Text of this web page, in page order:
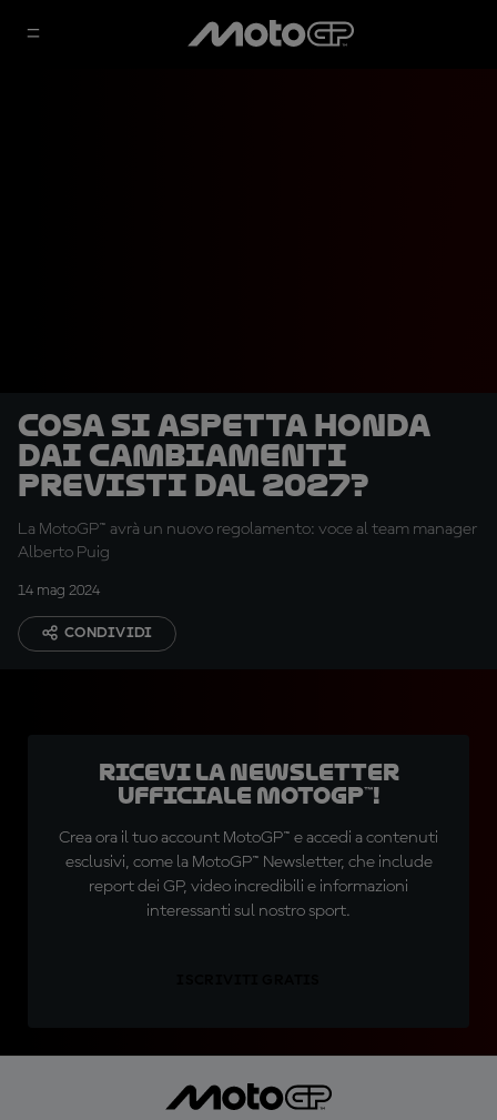
Cosa si aspetta Honda
dai cambiamenti
previsti dal 2027?
La MotoGP™ avrà un nuovo regolamento: voce al team manager
Alberto Puig
14 mag 2024
CONDIVIDI
Ricevi la newsletter
ufficiale MotoGP™!
Crea ora il tuo account MotoGP™ e accedi a contenuti
esclusivi, come la MotoGP™ Newsletter, che include
report dei GP, video incredibili e informazioni
interessanti sul nostro sport.